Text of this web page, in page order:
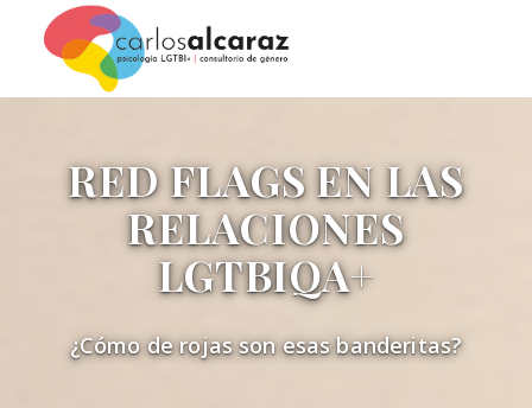
RED FLAGS EN LAS
RELACIONES
LGTBIQA+
¿Cómo de rojas son esas banderitas?